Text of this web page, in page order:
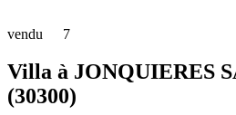
vendu 7
Villa à JONQUIERES
(30300)